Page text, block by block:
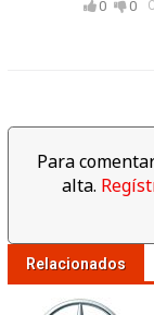
0 0
Para
alta.
Relacionados